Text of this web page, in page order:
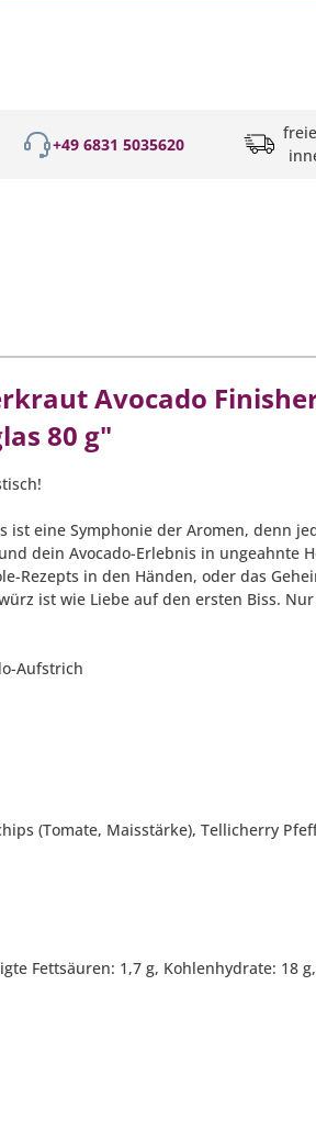
+49 6831 5035620
Avocado
80 g"
ist eine Symphonie der Aromen, denn
dein Avocado-Erlebnis in ungeahnte
Rezepts in den Händen, oder das
ist wie Liebe auf den ersten Biss.
Aufstrich
(Tomate, Maisstärke), Tellicherry
Fettsäuren: 1,7 g, Kohlenhydrate: 18